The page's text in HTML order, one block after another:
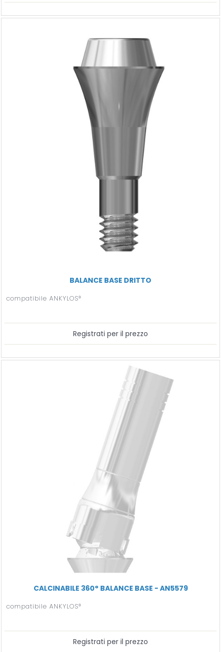
BALANCE BASE DRITTO
compatibile ANKYLOS®
Registrati per il prezzo
CALCINABILE 360° BALANCE BASE - AN5579
compatibile ANKYLOS®
Registrati per il prezzo